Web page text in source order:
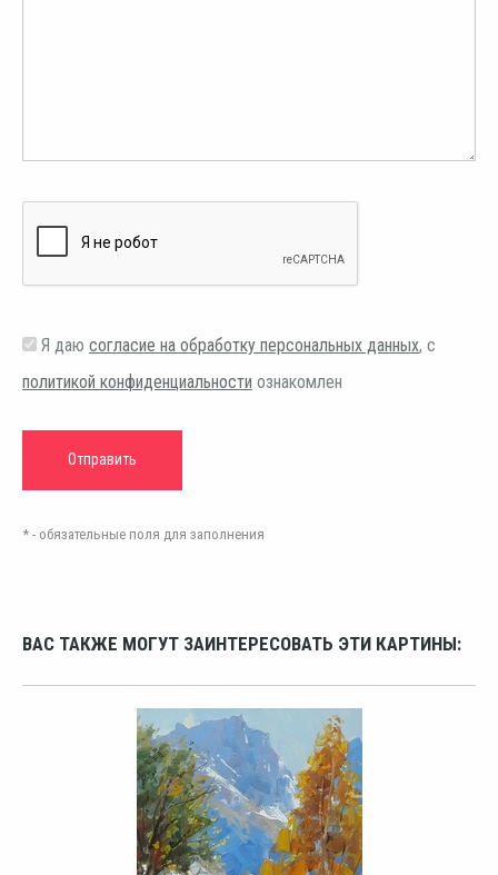
Я даю согласие на обработку персональных данных, с
политикой конфиденциальности ознакомлен
* - обязательные поля для заполнения
ВАС ТАКЖЕ МОГУТ ЗАИНТЕРЕСОВАТЬ ЭТИ КАРТИНЫ: